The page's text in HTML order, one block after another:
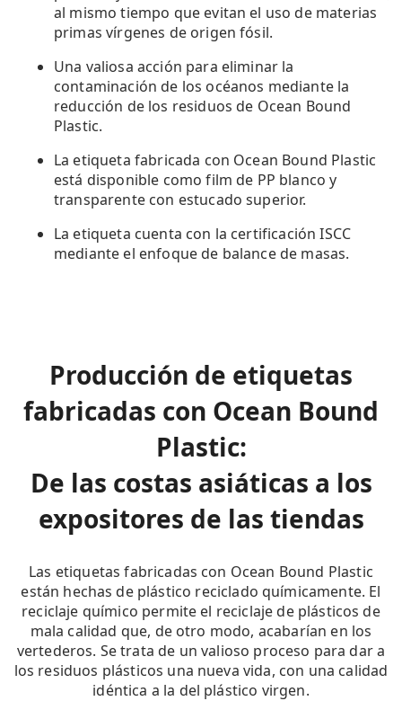
al mismo tiempo que evitan el uso de materias
primas vírgenes de origen fósil.
Una valiosa acción para eliminar la
contaminación de los océanos mediante la
reducción de los residuos de Ocean Bound
Plastic.
La etiqueta fabricada con Ocean Bound Plastic
está disponible como film de PP blanco y
transparente con estucado superior.
La etiqueta cuenta con la certificación ISCC
mediante el enfoque de balance de masas.
Producción de etiquetas
fabricadas con Ocean Bound
Plastic:
De las costas asiáticas a los
expositores de las tiendas
Las etiquetas fabricadas con Ocean Bound Plastic
están hechas de plástico reciclado químicamente. El
reciclaje químico permite el reciclaje de plásticos de
mala calidad que, de otro modo, acabarían en los
vertederos. Se trata de un valioso proceso para dar a
los residuos plásticos una nueva vida, con una calidad
idéntica a la del plástico virgen.